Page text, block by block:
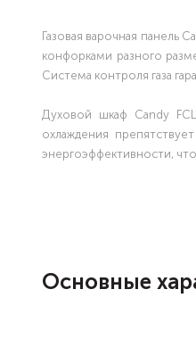
Газовая варочная панель
конфорками разного
Система контроля газа
Духовой шкаф Candy
охлаждения
энергоэффективности,
Основные